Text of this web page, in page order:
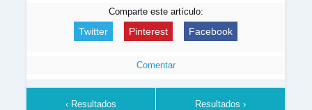
Comparte este artículo:
Twitter Pinterest Facebook
Comentar
‹ Resultados Resultados ›